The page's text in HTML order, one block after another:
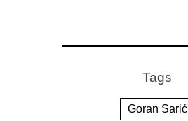
Tags
Goran Sarić